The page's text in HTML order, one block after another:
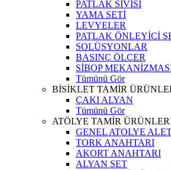
PATLAK SIVISI
YAMA SETİ
LEVYELER
PATLAK ÖNLEYİCİ
SOLÜSYONLAR
BASINÇ ÖLÇER
SİBOP
Tümünü Gör
BİSİKLET TAMİR
ÇAKI ALYAN
Tümünü Gör
ATÖLYE TAMİR
GENEL ATOLYE
TORK ANAHTARI
AKORT ANAHTARI
ALYAN SET